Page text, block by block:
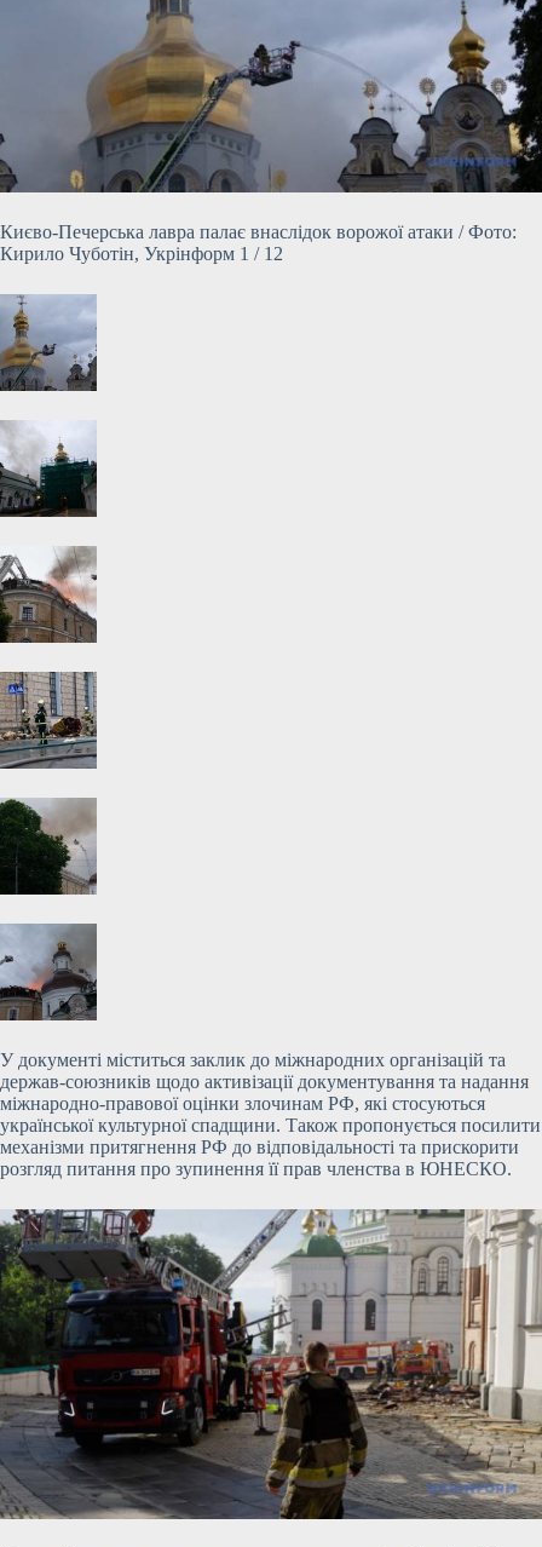
Києво-Печерська лавра палає внаслідок ворожої атаки / Фото:
Кирило Чуботін, Укрінформ 1 / 12
У документі міститься заклик до міжнародних організацій та
держав-союзників щодо активізації документування та надання
міжнародно-правової оцінки злочинам РФ, які стосуються
української культурної спадщини. Також пропонується посилити
механізми притягнення РФ до відповідальності та прискорити
розгляд питання про зупинення її прав членства в ЮНЕСКО.